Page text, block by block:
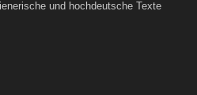
und hochdeutsche Texte